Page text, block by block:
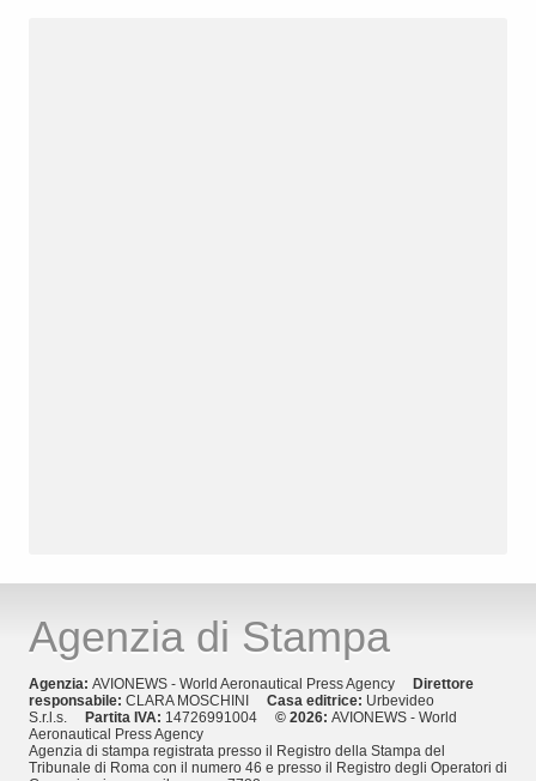
Agenzia di Stampa
Agenzia: AVIONEWS - World Aeronautical Press Agency
Direttore
responsabile: CLARA MOSCHINI Casa editrice: Urbevideo
S.r.l.s.
Partita IVA: 14726991004 © 2026: AVIONEWS - World
Aeronautical Press Agency
Agenzia di stampa registrata presso il Registro della Stampa del
Tribunale di Roma con il numero 46 e presso il Registro degli Operatori di